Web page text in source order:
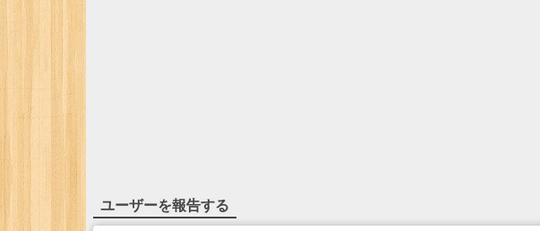
ユーザーを報告する